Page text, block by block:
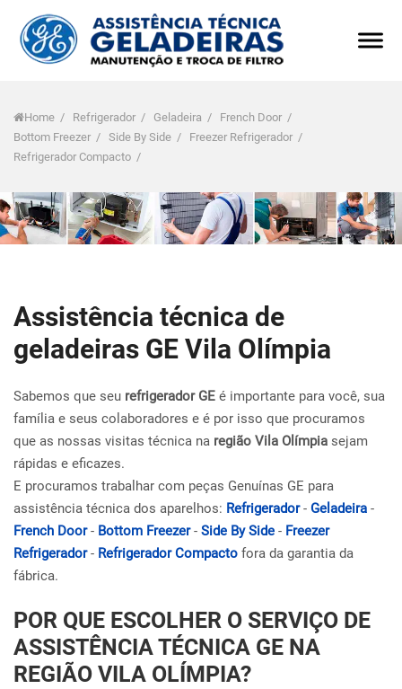
Home / Refrigerador / Geladeira / French Door /
Bottom Freezer / Side By Side / Freezer Refrigerador /
Refrigerador Compacto /
Assistência técnica de
geladeiras GE Vila Olímpia
Sabemos que seu refrigerador GE é importante para você, sua
família e seus colaboradores e é por isso que procuramos
que as nossas visitas técnica na região Vila Olímpia sejam
rápidas e eficazes.
E procuramos trabalhar com peças Genuínas GE para
assistência técnica dos aparelhos: Refrigerador- Geladeira -
French Door- Bottom Freezer- Side By Side - Freezer
Refrigerador- Refrigerador Compacto fora da garantia da
fábrica.
POR QUE ESCOLHER O SERVIÇO DE
ASSISTÊNCIA TÉCNICA GE NA
REGIÃO VILA OLÍMPIA?